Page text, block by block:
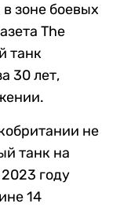
зоне боевых
The
танк
30 лет,
не
танк на
году
14